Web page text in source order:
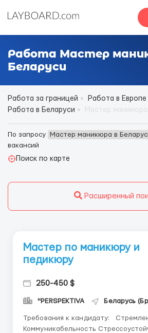
Работа Мастер
Беларуси
Работа за границей
Работа в Европе
Работа в Беларуси
По запросу Мастер маникюра в
вакансий
Поиск по карте
Расширенный
Мастер по маникюру и
педикюру
250-450 $
"PERSPEKTIVA Беларусь
Требования к кандидату: Стремление развиваться,
Коммуникабельность